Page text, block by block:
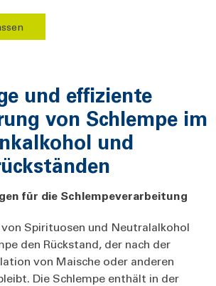
und effiziente
von Schlempe im
und
für die Schlempeverarbeitung
Spirituosen und Neutralalkohol
den Rückstand, der nach der
von Maische oder anderen
Die Schlempe enthält in der